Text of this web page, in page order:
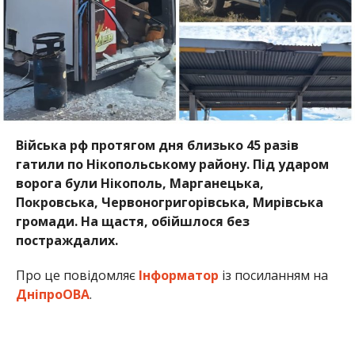
Війська рф протягом дня близько 45 разів
гатили по Нікопольському району. Під ударом
ворога були Нікополь, Марганецька,
Покровська, Червоногригорівська, Мирівська
громади. На щастя, обійшлося без
постраждалих.
Про це повідомляє Інформатор із посиланням на
ДніпроОВА.